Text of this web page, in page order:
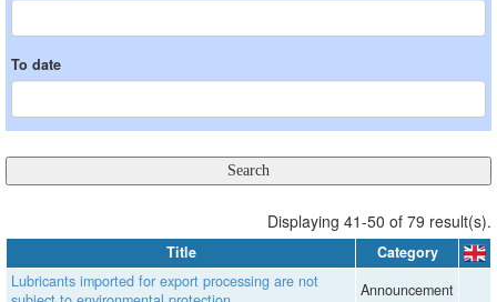
To date
Displaying 41-50 of 79 result(s).
Title
Category
Lubricants imported for export processing are not
Announcement